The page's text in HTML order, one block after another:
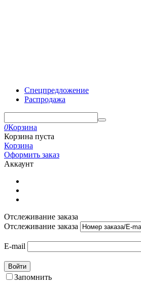
Спецпредложение
Распродажа
0Корзина
Корзина пуста
Корзина
Оформить заказ
Аккаунт
Отслеживание заказа
Отслеживание заказа
E-mail
Войти
Запомнить